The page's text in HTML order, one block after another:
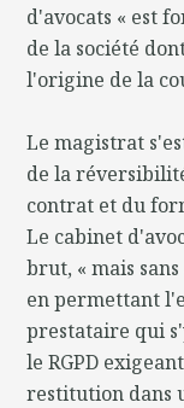
d'avocats « est
de la société
l'origine de la
Le magistrat
de la
contrat et du
Le cabinet
brut, « mais
en permettant
prestataire qui
le RGPD
restitution dans